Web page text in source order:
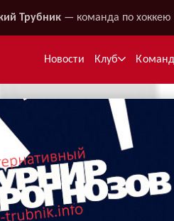
Трубник — команда по хоккею
Новости Клуб